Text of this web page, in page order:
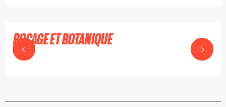
BOCAGE ET BOTANIQUE
MABLY